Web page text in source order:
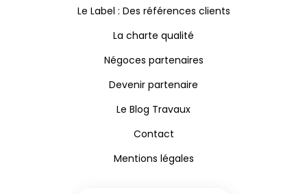
Le Label : Des références clients
La charte qualité
Négoces partenaires
Devenir partenaire
Le Blog Travaux
Contact
Mentions légales